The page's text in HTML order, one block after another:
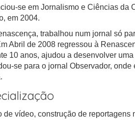
se em Jornalismo e Ciências da
em 2004.
trabalhou num jornal só
Abril de 2008 regressou à
10 anos, ajudou a desenvolver
se para o jornal Observador, onde
de vídeo, construção de reportagens